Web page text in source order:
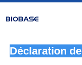
Déclaration de